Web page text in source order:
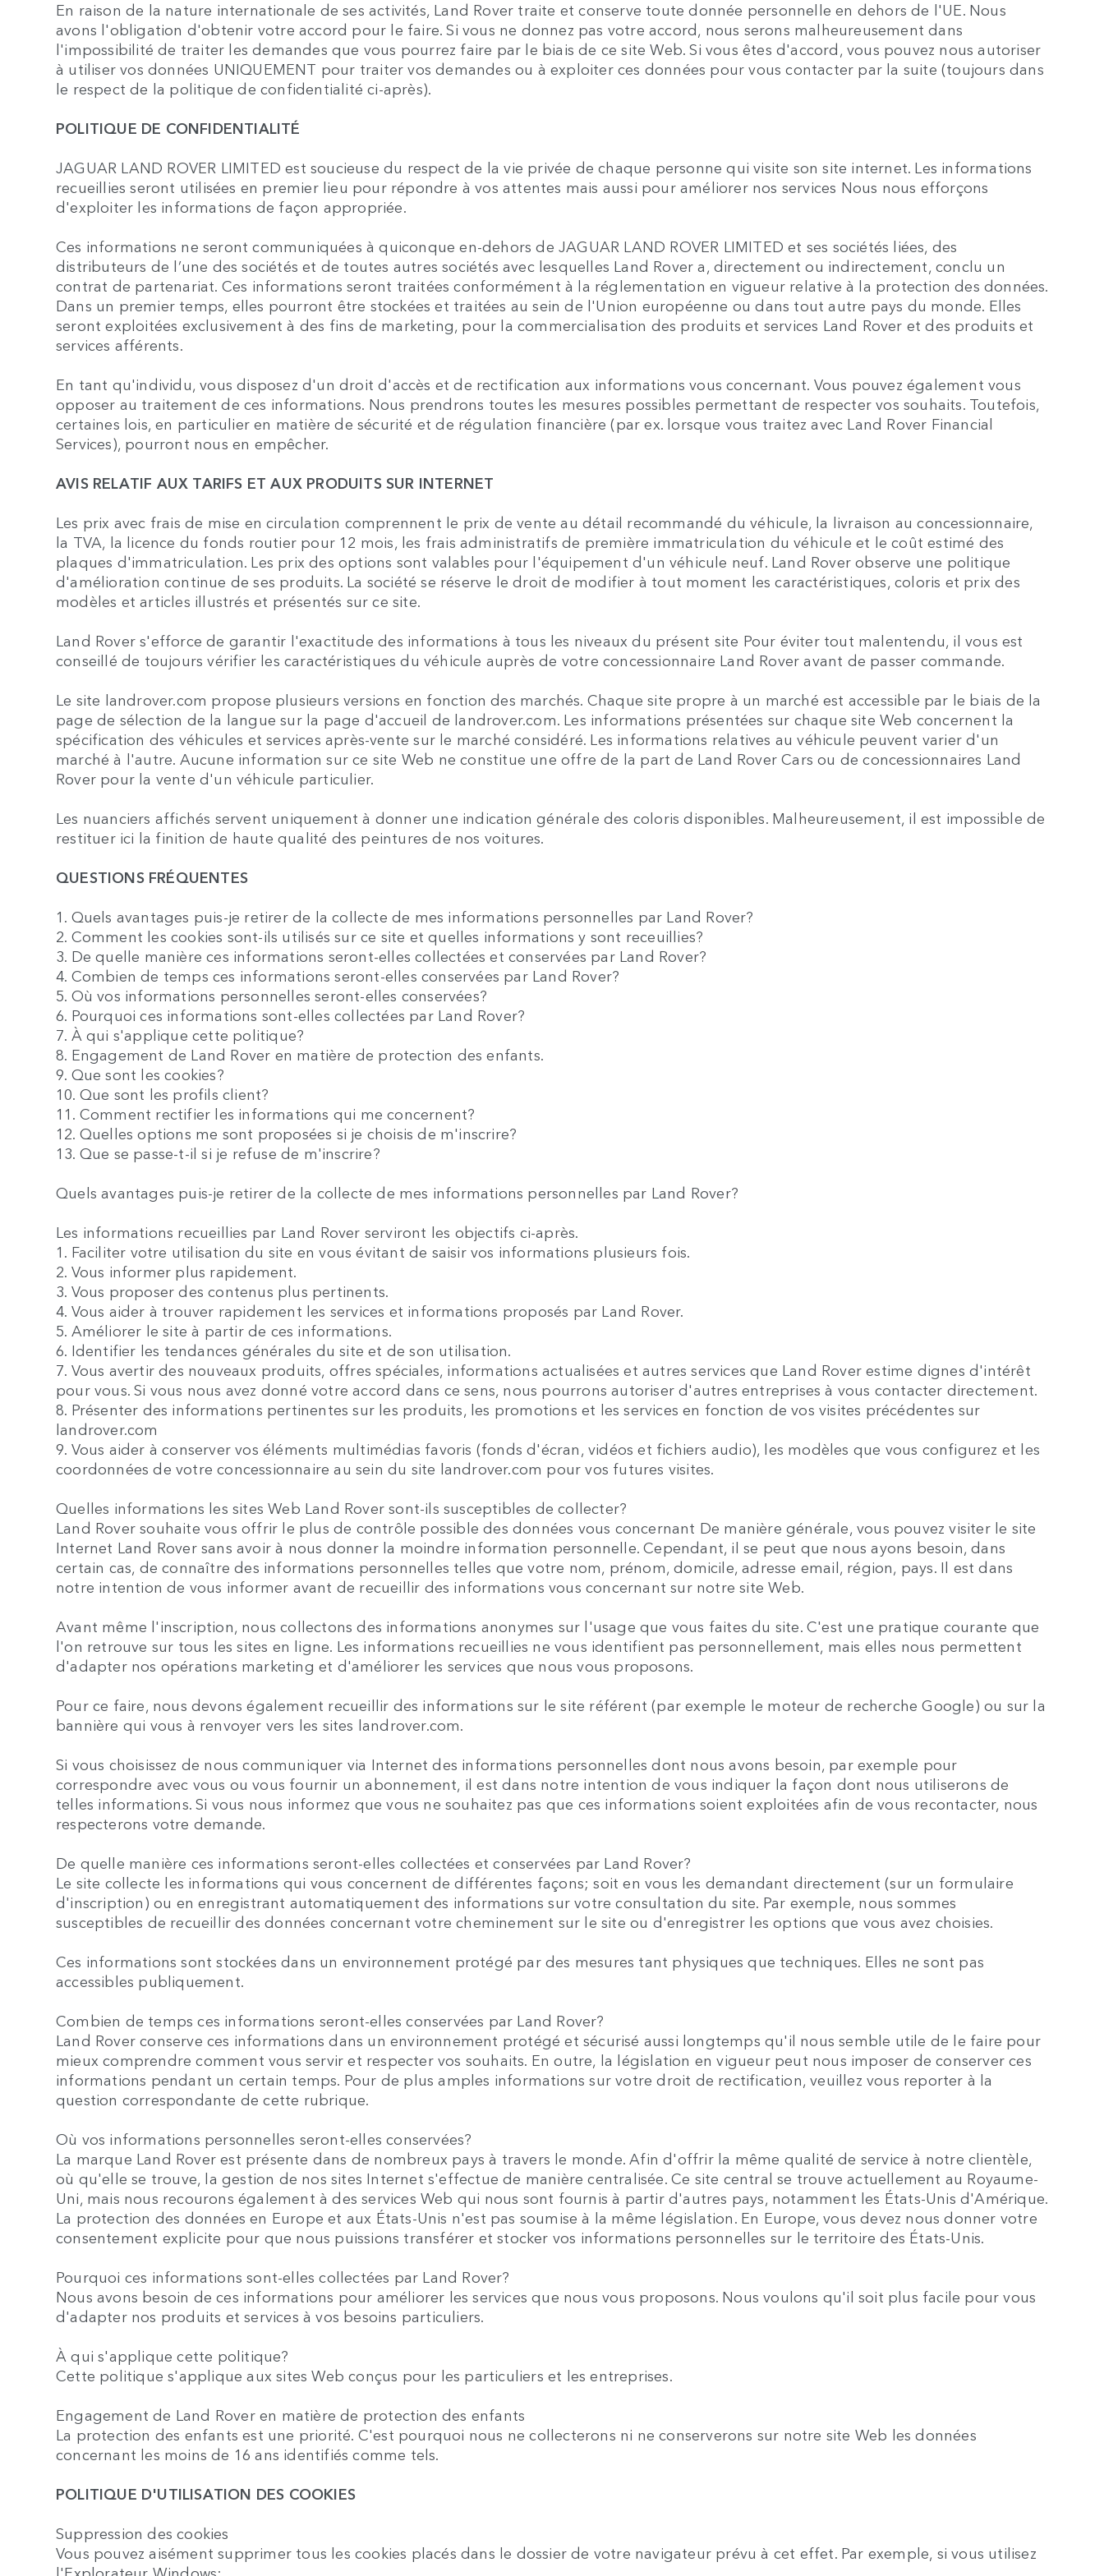
En raison de la nature internationale de ses activités, Land Rover traite et conserve toute donnée personnelle en dehors de l'UE. Nous
avons l'obligation d'obtenir votre accord pour le faire. Si vous ne donnez pas votre accord, nous serons malheureusement dans
l'impossibilité de traiter les demandes que vous pourrez faire par le biais de ce site Web. Si vous êtes d'accord, vous pouvez nous autoriser
à utiliser vos données UNIQUEMENT pour traiter vos demandes ou à exploiter ces données pour vous contacter par la suite (toujours dans
le respect de la politique de confidentialité ci-après).
POLITIQUE DE CONFIDENTIALITÉ
JAGUAR LAND ROVER LIMITED est soucieuse du respect de la vie privée de chaque personne qui visite son site internet. Les informations
recueillies seront utilisées en premier lieu pour répondre à vos attentes mais aussi pour améliorer nos services Nous nous efforçons
d'exploiter les informations de façon appropriée.
Ces informations ne seront communiquées à quiconque en-dehors de JAGUAR LAND ROVER LIMITED et ses sociétés liées, des
distributeurs de l’une des sociétés et de toutes autres sociétés avec lesquelles Land Rover a, directement ou indirectement, conclu un
contrat de partenariat. Ces informations seront traitées conformément à la réglementation en vigueur relative à la protection des données.
Dans un premier temps, elles pourront être stockées et traitées au sein de l'Union européenne ou dans tout autre pays du monde. Elles
seront exploitées exclusivement à des fins de marketing, pour la commercialisation des produits et services Land Rover et des produits et
services afférents.
En tant qu'individu, vous disposez d'un droit d'accès et de rectification aux informations vous concernant. Vous pouvez également vous
opposer au traitement de ces informations. Nous prendrons toutes les mesures possibles permettant de respecter vos souhaits. Toutefois,
certaines lois, en particulier en matière de sécurité et de régulation financière (par ex. lorsque vous traitez avec Land Rover Financial
Services), pourront nous en empêcher.
AVIS RELATIF AUX TARIFS ET AUX PRODUITS SUR INTERNET
Les prix avec frais de mise en circulation comprennent le prix de vente au détail recommandé du véhicule, la livraison au concessionnaire,
la TVA, la licence du fonds routier pour 12 mois, les frais administratifs de première immatriculation du véhicule et le coût estimé des
plaques d'immatriculation. Les prix des options sont valables pour l'équipement d'un véhicule neuf. Land Rover observe une politique
d'amélioration continue de ses produits. La société se réserve le droit de modifier à tout moment les caractéristiques, coloris et prix des
modèles et articles illustrés et présentés sur ce site.
Land Rover s'efforce de garantir l'exactitude des informations à tous les niveaux du présent site Pour éviter tout malentendu, il vous est
conseillé de toujours vérifier les caractéristiques du véhicule auprès de votre concessionnaire Land Rover avant de passer commande.
Le site landrover.com propose plusieurs versions en fonction des marchés. Chaque site propre à un marché est accessible par le biais de la
page de sélection de la langue sur la page d'accueil de landrover.com. Les informations présentées sur chaque site Web concernent la
spécification des véhicules et services après-vente sur le marché considéré. Les informations relatives au véhicule peuvent varier d'un
marché à l'autre. Aucune information sur ce site Web ne constitue une offre de la part de Land Rover Cars ou de concessionnaires Land
Rover pour la vente d'un véhicule particulier.
Les nuanciers affichés servent uniquement à donner une indication générale des coloris disponibles. Malheureusement, il est impossible de
restituer ici la finition de haute qualité des peintures de nos voitures.
QUESTIONS FRÉQUENTES
1. Quels avantages puis-je retirer de la collecte de mes informations personnelles par Land Rover?
2. Comment les cookies sont-ils utilisés sur ce site et quelles informations y sont receuillies?
3. De quelle manière ces informations seront-elles collectées et conservées par Land Rover?
4. Combien de temps ces informations seront-elles conservées par Land Rover?
5. Où vos informations personnelles seront-elles conservées?
6. Pourquoi ces informations sont-elles collectées par Land Rover?
7. À qui s'applique cette politique?
8. Engagement de Land Rover en matière de protection des enfants.
9. Que sont les cookies?
10. Que sont les profils client?
11. Comment rectifier les informations qui me concernent?
12. Quelles options me sont proposées si je choisis de m'inscrire?
13. Que se passe-t-il si je refuse de m'inscrire?
Quels avantages puis-je retirer de la collecte de mes informations personnelles par Land Rover?
Les informations recueillies par Land Rover serviront les objectifs ci-après.
1. Faciliter votre utilisation du site en vous évitant de saisir vos informations plusieurs fois.
2. Vous informer plus rapidement.
3. Vous proposer des contenus plus pertinents.
4. Vous aider à trouver rapidement les services et informations proposés par Land Rover.
5. Améliorer le site à partir de ces informations.
6. Identifier les tendances générales du site et de son utilisation.
7. Vous avertir des nouveaux produits, offres spéciales, informations actualisées et autres services que Land Rover estime dignes d'intérêt
pour vous. Si vous nous avez donné votre accord dans ce sens, nous pourrons autoriser d'autres entreprises à vous contacter directement.
8. Présenter des informations pertinentes sur les produits, les promotions et les services en fonction de vos visites précédentes sur
landrover.com
9. Vous aider à conserver vos éléments multimédias favoris (fonds d'écran, vidéos et fichiers audio), les modèles que vous configurez et les
coordonnées de votre concessionnaire au sein du site landrover.com pour vos futures visites.
Quelles informations les sites Web Land Rover sont-ils susceptibles de collecter?
Land Rover souhaite vous offrir le plus de contrôle possible des données vous concernant De manière générale, vous pouvez visiter le site
Internet Land Rover sans avoir à nous donner la moindre information personnelle. Cependant, il se peut que nous ayons besoin, dans
certain cas, de connaître des informations personnelles telles que votre nom, prénom, domicile, adresse email, région, pays. Il est dans
notre intention de vous informer avant de recueillir des informations vous concernant sur notre site Web.
Avant même l'inscription, nous collectons des informations anonymes sur l'usage que vous faites du site. C'est une pratique courante que
l'on retrouve sur tous les sites en ligne. Les informations recueillies ne vous identifient pas personnellement, mais elles nous permettent
d'adapter nos opérations marketing et d'améliorer les services que nous vous proposons.
Pour ce faire, nous devons également recueillir des informations sur le site référent (par exemple le moteur de recherche Google) ou sur la
bannière qui vous à renvoyer vers les sites landrover.com.
Si vous choisissez de nous communiquer via Internet des informations personnelles dont nous avons besoin, par exemple pour
correspondre avec vous ou vous fournir un abonnement, il est dans notre intention de vous indiquer la façon dont nous utiliserons de
telles informations. Si vous nous informez que vous ne souhaitez pas que ces informations soient exploitées afin de vous recontacter, nous
respecterons votre demande.
De quelle manière ces informations seront-elles collectées et conservées par Land Rover?
Le site collecte les informations qui vous concernent de différentes façons; soit en vous les demandant directement (sur un formulaire
d'inscription) ou en enregistrant automatiquement des informations sur votre consultation du site. Par exemple, nous sommes
susceptibles de recueillir des données concernant votre cheminement sur le site ou d'enregistrer les options que vous avez choisies.
Ces informations sont stockées dans un environnement protégé par des mesures tant physiques que techniques. Elles ne sont pas
accessibles publiquement.
Combien de temps ces informations seront-elles conservées par Land Rover?
Land Rover conserve ces informations dans un environnement protégé et sécurisé aussi longtemps qu'il nous semble utile de le faire pour
mieux comprendre comment vous servir et respecter vos souhaits. En outre, la législation en vigueur peut nous imposer de conserver ces
informations pendant un certain temps. Pour de plus amples informations sur votre droit de rectification, veuillez vous reporter à la
question correspondante de cette rubrique.
Où vos informations personnelles seront-elles conservées?
La marque Land Rover est présente dans de nombreux pays à travers le monde. Afin d'offrir la même qualité de service à notre clientèle,
où qu'elle se trouve, la gestion de nos sites Internet s'effectue de manière centralisée. Ce site central se trouve actuellement au Royaume-
Uni, mais nous recourons également à des services Web qui nous sont fournis à partir d'autres pays, notamment les États-Unis d'Amérique.
La protection des données en Europe et aux États-Unis n'est pas soumise à la même législation. En Europe, vous devez nous donner votre
consentement explicite pour que nous puissions transférer et stocker vos informations personnelles sur le territoire des États-Unis.
Pourquoi ces informations sont-elles collectées par Land Rover?
Nous avons besoin de ces informations pour améliorer les services que nous vous proposons. Nous voulons qu'il soit plus facile pour vous
d'adapter nos produits et services à vos besoins particuliers.
À qui s'applique cette politique?
Cette politique s'applique aux sites Web conçus pour les particuliers et les entreprises.
Engagement de Land Rover en matière de protection des enfants
La protection des enfants est une priorité. C'est pourquoi nous ne collecterons ni ne conserverons sur notre site Web les données
concernant les moins de 16 ans identifiés comme tels.
POLITIQUE D'UTILISATION DES COOKIES
Suppression des cookies
Vous pouvez aisément supprimer tous les cookies placés dans le dossier de votre navigateur prévu à cet effet. Par exemple, si vous utilisez